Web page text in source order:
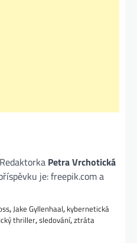
Petra Vrchotická
je: freepik.com a
, Jake Gyllenhaal, kybernetická
thriller,sledování,ztráta